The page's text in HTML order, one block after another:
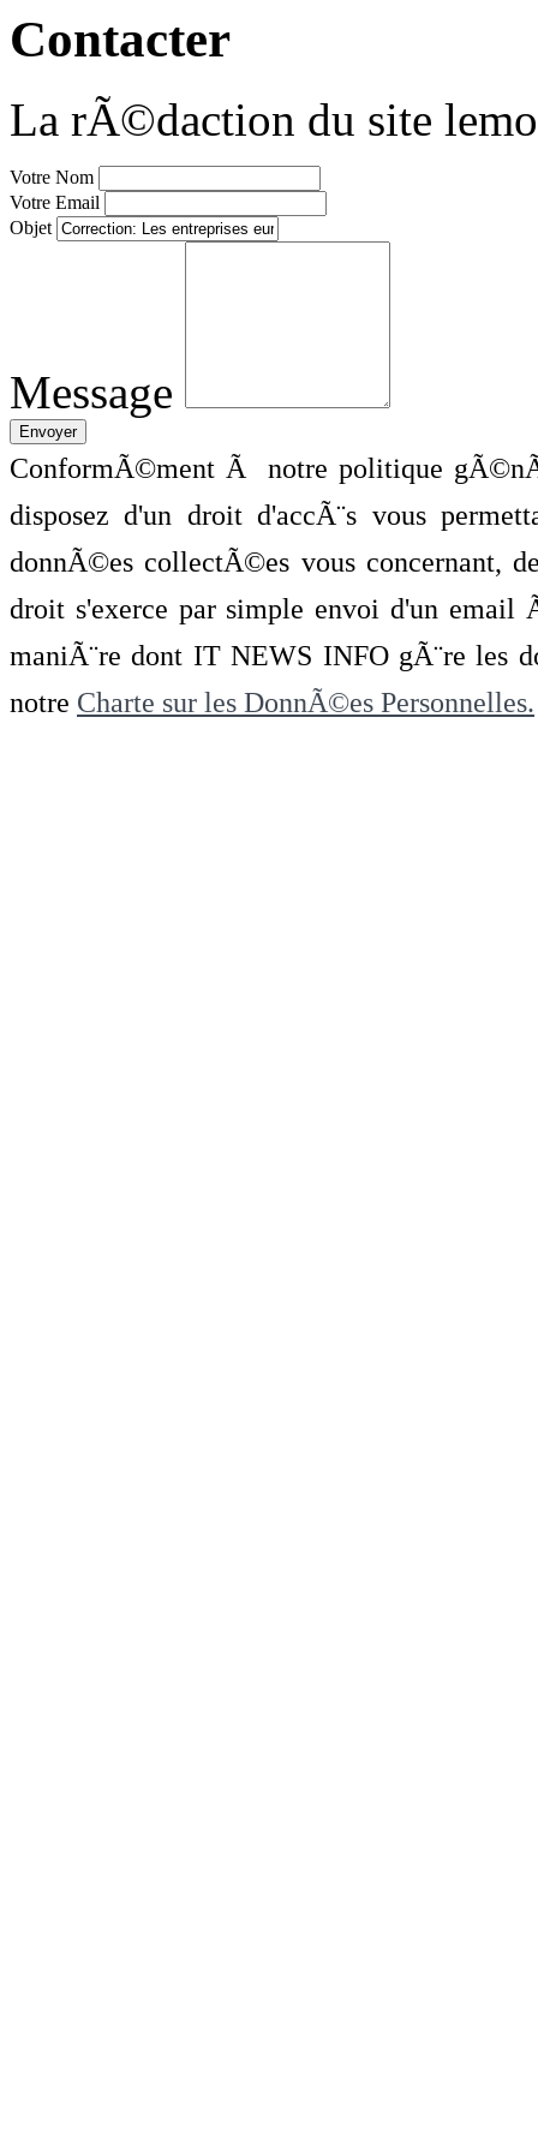
Contacter
La rÃ©daction du site
Votre Nom
Votre Email
Objet
Message
ConformÃ©ment Ã notre politique
disposez d'un droit d'accÃ¨s vous
donnÃ©es collectÃ©es vous concernant,
droit s'exerce par simple envoi d'un
maniÃ¨re dont IT NEWS INFO gÃ¨re les
notre Charte sur les DonnÃ©es Personnelles.